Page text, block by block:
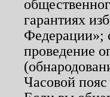
гарантиях
Федерации»;
проведение
Часовой